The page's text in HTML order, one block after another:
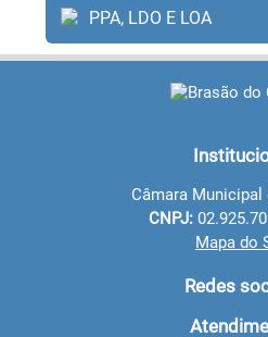
PPA, LDO E LOA
Câmara Municipal
CNPJ:
Mapa do
Redes